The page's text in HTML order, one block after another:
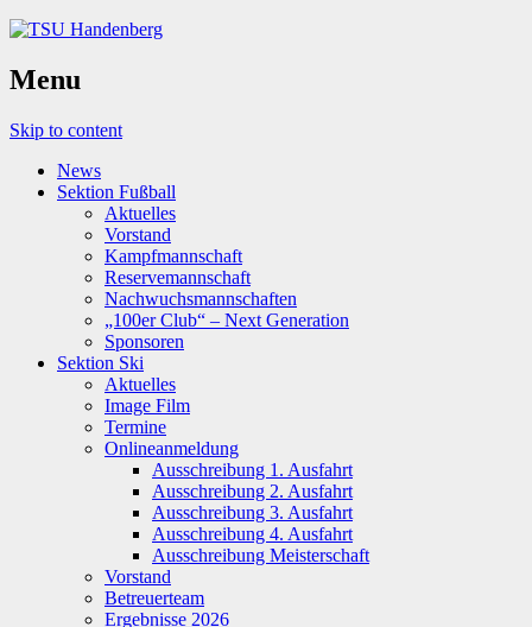
Menu
Skip to content
News
Sektion Fußball
Aktuelles
Vorstand
Kampfmannschaft
Reservemannschaft
Nachwuchsmannschaften
„100er Club“ – Next Generation
Sponsoren
Sektion Ski
Aktuelles
Image Film
Termine
Onlineanmeldung
Ausschreibung 1. Ausfahrt
Ausschreibung 2. Ausfahrt
Ausschreibung 3. Ausfahrt
Ausschreibung 4. Ausfahrt
Ausschreibung Meisterschaft
Vorstand
Betreuerteam
Ergebnisse 2026